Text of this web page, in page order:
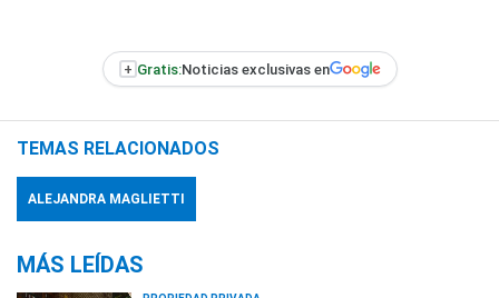
+ Gratis:Noticias exclusivas en
TEMAS RELACIONADOS
ALEJANDRA MAGLIETTI
MÁS LEÍDAS